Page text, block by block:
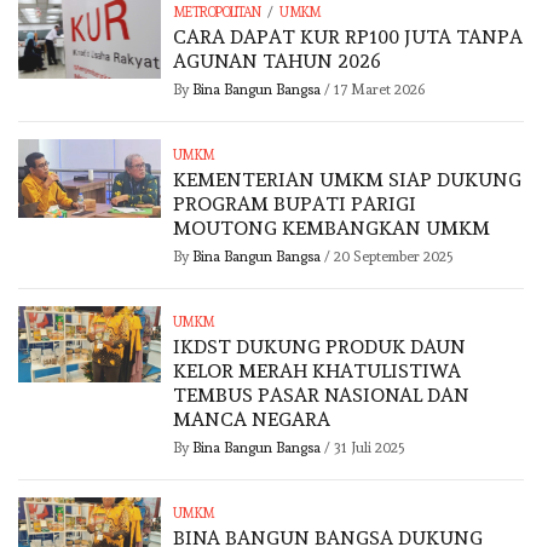
METROPOLITAN / UMKM
CARA DAPAT KUR RP100 JUTA TANPA
AGUNAN TAHUN 2026
By Bina Bangun Bangsa/ 17 Maret 2026
UMKM
KEMENTERIAN UMKM SIAP DUKUNG
PROGRAM BUPATI PARIGI
MOUTONG KEMBANGKAN UMKM
By Bina Bangun Bangsa/ 20 September 2025
UMKM
IKDST DUKUNG PRODUK DAUN
KELOR MERAH KHATULISTIWA
TEMBUS PASAR NASIONAL DAN
MANCA NEGARA
By Bina Bangun Bangsa/ 31 Juli 2025
UMKM
BINA BANGUN BANGSA DUKUNG